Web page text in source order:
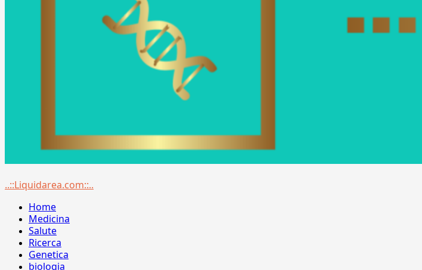
Menu
..::Liquidarea.com::..
Home
Medicina
Salute
Ricerca
Genetica
biologia